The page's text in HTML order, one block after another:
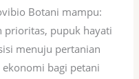
Botani mampu:
prioritas, pupuk hayati
menuju pertanian
bagi petani